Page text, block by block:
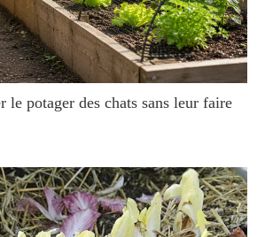
le potager des chats sans leur faire